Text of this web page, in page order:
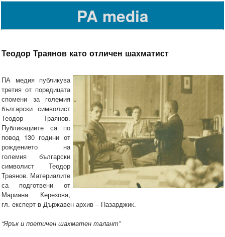
PA media
Теодор Траянов като отличен шахматист
ПА медия публикува
третия от поредицата
спомени за големия
български символист
Теодор Траянов.
Публикациите са по
повод 130 години от
рождението на
големия български
символист Теодор
Траянов. Материалите
са подготвени от
Мариана Керезова,
гл. експерт в Държавен архив – Пазарджик.
“Ярък и поетичен шахматен талант”